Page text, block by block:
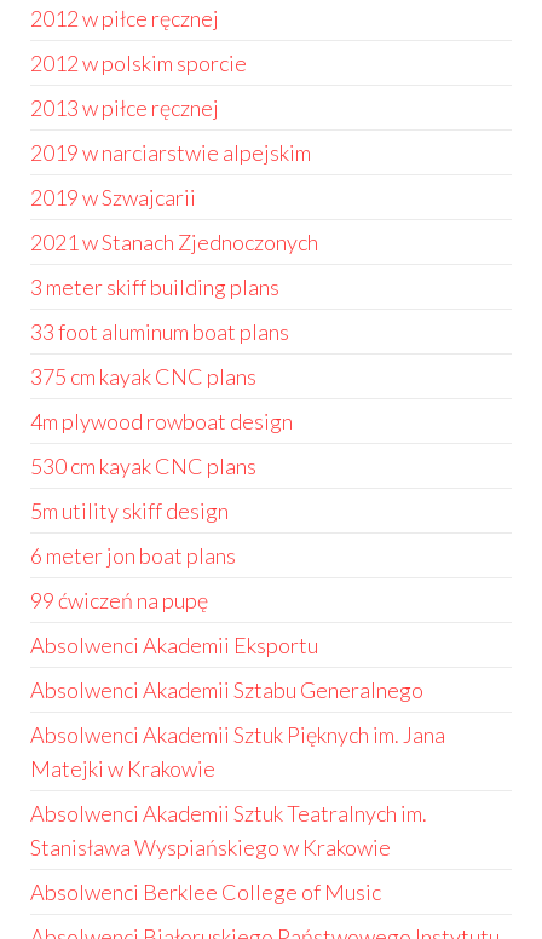
2012 w piłce ręcznej
2012 w polskim sporcie
2013 w piłce ręcznej
2019 w narciarstwie alpejskim
2019 w Szwajcarii
2021 w Stanach Zjednoczonych
3 meter skiff building plans
33 foot aluminum boat plans
375 cm kayak CNC plans
4m plywood rowboat design
530 cm kayak CNC plans
5m utility skiff design
6 meter jon boat plans
99 ćwiczeń na pupę
Absolwenci Akademii Eksportu
Absolwenci Akademii Sztabu Generalnego
Absolwenci Akademii Sztuk Pięknych im. Jana
Matejki w Krakowie
Absolwenci Akademii Sztuk Teatralnych im.
Stanisława Wyspiańskiego w Krakowie
Absolwenci Berklee College of Music